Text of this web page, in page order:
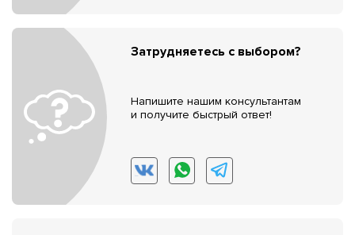
Затрудняетесь с выбором?
Напишите нашим консультантам
и получите быстрый ответ!